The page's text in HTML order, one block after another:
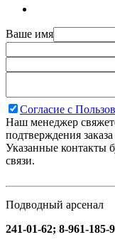
Ваше имя
Согласие с
Наш менеджер
подтверждения
Указанные контакты
связи.
Подводный арсенал
241-01-62; 8-961-185-